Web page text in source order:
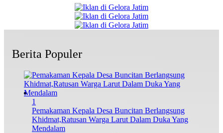
Berita Populer
1
Pemakaman Kepala Desa Buncitan Berlangsung
Khidmat,Ratusan Warga Larut Dalam Duka Yang
Mendalam